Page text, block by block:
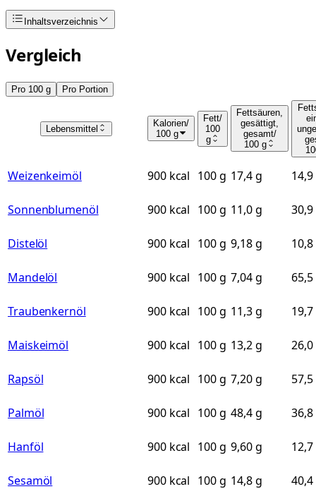
Inhaltsverzeichnis
Vergleich
Pro 100 g Pro Portion
Lebensmittel
Kalorien/
100 g
Fett/
100
g
Fettsäuren,
gesättigt,
gesamt/
100 g
Weizenkeimöl 900 kcal 100 g 17,4 g
Sonnenblumenöl 900 kcal 100 g 11,0 g 30,9
Distelöl 900 kcal 100 g 9,18 g
Mandelöl 900 kcal 100 g 7,04 g
Traubenkernöl 900 kcal 100 g 11,3 g
Maiskeimöl 900 kcal 100 g 13,2 g 26,0
Rapsöl 900 kcal 100 g 7,20 g
Palmöl 900 kcal 100 g 48,4 g 36,8
Hanföl 900 kcal 100 g 9,60 g
Sesamöl 900 kcal 100 g 14,8 g 40,4